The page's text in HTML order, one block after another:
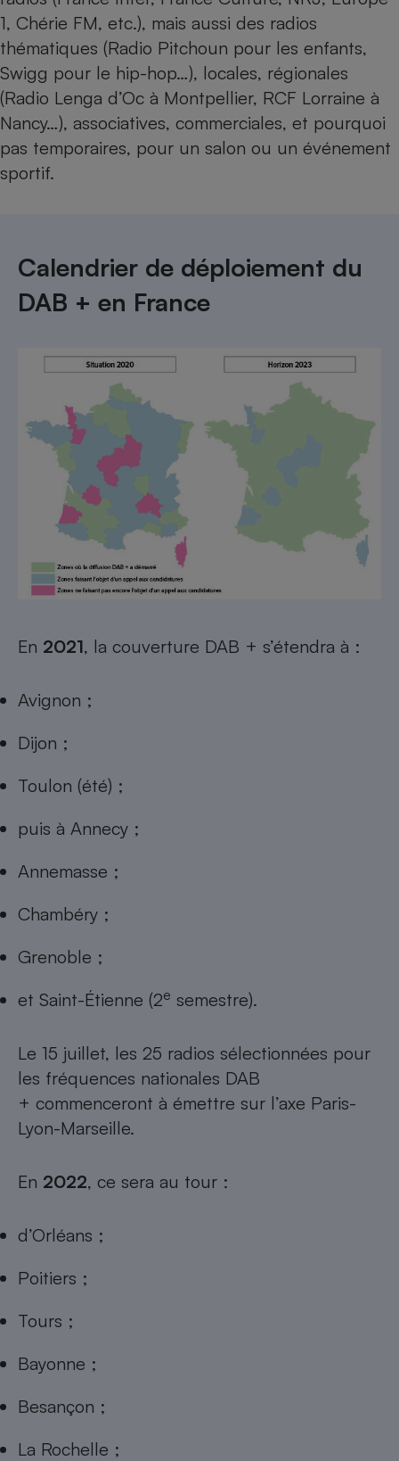
1, Chérie FM, etc.), mais aussi des radios
thématiques (Radio Pitchoun pour les enfants,
Swigg pour le hip-hop…), locales, régionales
(Radio Lenga d’Oc à Montpellier, RCF Lorraine à
Nancy…), associatives, commerciales, et pourquoi
pas temporaires, pour un salon ou un événement
sportif.
Calendrier de déploiement du
DAB + en France
En 2021, la couverture DAB + s’étendra à :
Avignon ;
Dijon ;
Toulon (été) ;
puis à Annecy ;
Annemasse ;
Chambéry ;
Grenoble ;
et Saint-Étienne (2e semestre).
Le 15 juillet, les 25 radios sélectionnées pour
les fréquences nationales DAB
+ commenceront à émettre sur l’axe Paris-
Lyon-Marseille.
En 2022, ce sera au tour :
d’Orléans ;
Poitiers ;
Tours ;
Bayonne ;
Besançon ;
La Rochelle ;